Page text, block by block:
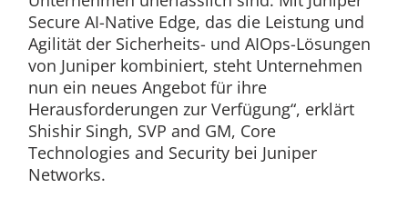
Secure AI-Native Edge, das die Leistung und
Agilität der Sicherheits- und AIOps-Lösungen
von Juniper kombiniert, steht Unternehmen
nun ein neues Angebot für ihre
Herausforderungen zur Verfügung“, erklärt
Shishir Singh, SVP and GM, Core
Technologies and Security bei Juniper
Networks.